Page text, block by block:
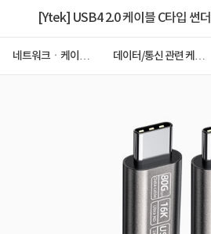
[Ytek] USB4 2.0 케이블 C타입 썬
네트워크ㆍ케이블
데이터/통신 관련 케이